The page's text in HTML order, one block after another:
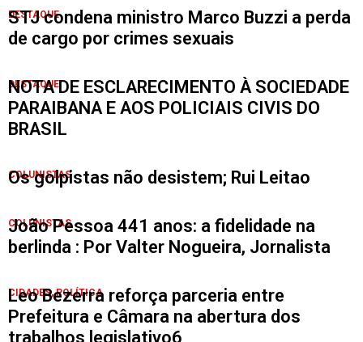
DESTAQUE
STJ condena ministro Marco Buzzi a perda
de cargo por crimes sexuais
DESTAQUE
NOTA DE ESCLARECIMENTO À SOCIEDADE
PARAIBANA E AOS POLICIAIS CIVIS DO
BRASIL
COLUNISTAS
Os golpistas não desistem; Rui Leitao
COLUNISTAS
João Pessoa 441 anos: a fidelidade na
berlinda : Por Valter Nogueira, Jornalista
CIDADES,POLÍTICA
Leo Bezerra reforça parceria entre
Prefeitura e Câmara na abertura dos
trabalhos legislativo6